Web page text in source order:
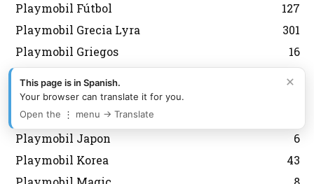
Playmobil Fútbol
127
Playmobil Grecia Lyra
301
Playmobil Griegos
16
Playmobil Heroes
Playmobil History
Playmobil Japon
6
Playmobil Korea
43
×
This page is in Spanish.
Your browser can translate it for you.
Open the ⋮ menu → Translate